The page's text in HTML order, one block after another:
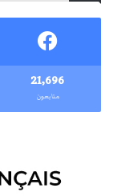
21٬696
متابعون